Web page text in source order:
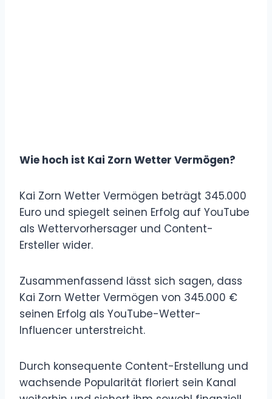
Wie hoch ist Kai Zorn Wetter Vermögen?
Kai Zorn Wetter Vermögen beträgt 345.000
Euro und spiegelt seinen Erfolg auf YouTube
als Wettervorhersager und Content-
Ersteller wider.
Zusammenfassend lässt sich sagen, dass
Kai Zorn Wetter Vermögen von 345.000 €
seinen Erfolg als YouTube-Wetter-
Influencer unterstreicht.
Durch konsequente Content-Erstellung und
wachsende Popularität floriert sein Kanal